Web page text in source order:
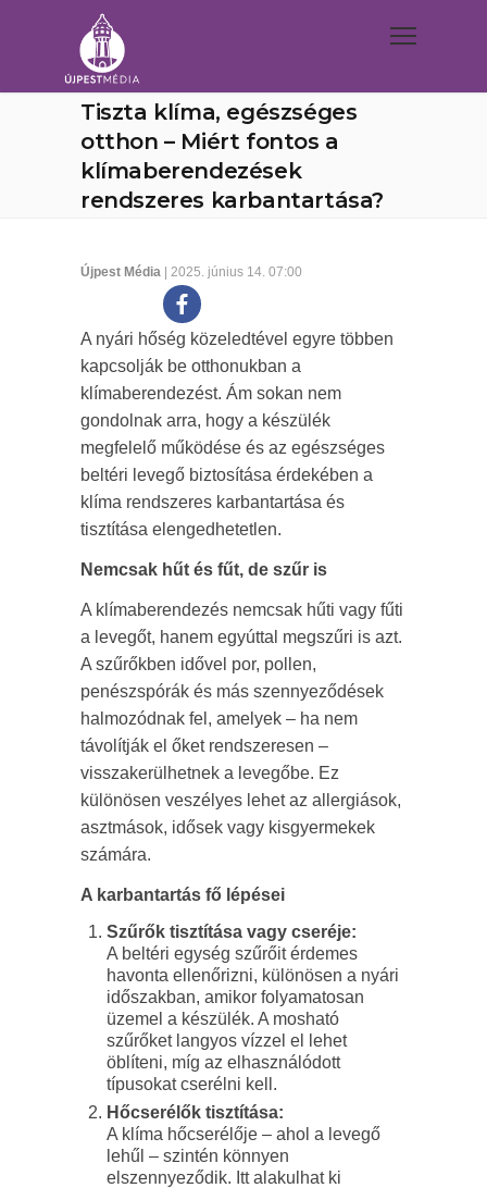
Tiszta klíma, egészséges
otthon – Miért fontos a
klímaberendezések
rendszeres karbantartása?
Újpest Média | 2025. június 14. 07:00
A nyári hőség közeledtével egyre többen
kapcsolják be otthonukban a
klímaberendezést. Ám sokan nem
gondolnak arra, hogy a készülék
megfelelő működése és az egészséges
beltéri levegő biztosítása érdekében a
klíma rendszeres karbantartása és
tisztítása elengedhetetlen.
Nemcsak hűt és fűt, de szűr is
A klímaberendezés nemcsak hűti vagy fűti
a levegőt, hanem egyúttal megszűri is azt.
A szűrőkben idővel por, pollen,
penészspórák és más szennyeződések
halmozódnak fel, amelyek – ha nem
távolítják el őket rendszeresen –
visszakerülhetnek a levegőbe. Ez
különösen veszélyes lehet az allergiások,
asztmások, idősek vagy kisgyermekek
számára.
A karbantartás fő lépései
Szűrők tisztítása vagy cseréje:
A beltéri egység szűrőit érdemes
havonta ellenőrizni, különösen a nyári
időszakban, amikor folyamatosan
üzemel a készülék. A mosható
szűrőket langyos vízzel el lehet
öblíteni, míg az elhasználódott
típusokat cserélni kell.
Hőcserélők tisztítása:
A klíma hőcserélője – ahol a levegő
lehűl – szintén könnyen
elszennyeződik. Itt alakulhat ki